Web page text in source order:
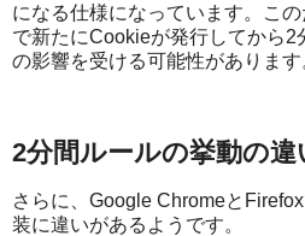
になる仕様になっています。こ
で新たにCookieが発行してから
の影響を受ける可能性があります
2分間ルールの挙動の違
さらに、Google Chromeと
装に違いがあるようです。